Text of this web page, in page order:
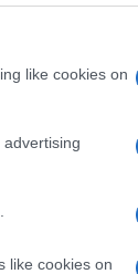
like cookies on
like cookies on
pred